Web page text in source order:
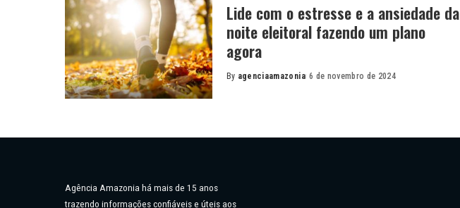
Lide com o estresse e a ansiedade da
noite eleitoral fazendo um plano
agora
Posted
By agenciaamazonia 6 de novembro de 2024
Agência Amazonia há mais de 15 anos
trazendo informações confiáveis e úteis aos